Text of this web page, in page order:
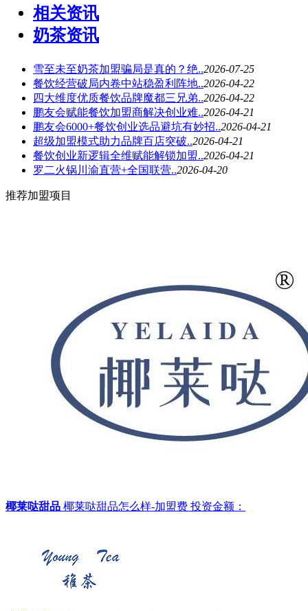
相关资讯
奶茶资讯
雪至未至奶茶加盟骗局是真的？绝..2026-07-25
餐饮经营破局内卷中站稳盈利阵地..2026-04-22
四大维度优质餐饮品牌魔都三兄弟..2026-04-22
鹏友会赋能餐饮加盟商解决创业难..2026-04-21
鹏友会6000+餐饮创业选品避坑有妙招..2026-04-21
超级加盟模式助力品牌百店突破..2026-04-21
餐饮创业新逻辑全维赋能解锁加盟..2026-04-21
罗二火锅川渝直营+全国联营..2026-04-20
推荐加盟项目
椰莱哒甜品 椰莱哒甜品怎么样-加盟费 投资金额：